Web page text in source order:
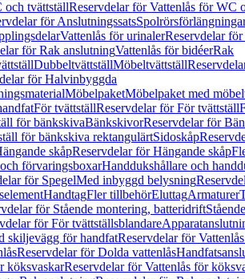
och tvättställReservdelar för Vattenlås för WC
för Anslutningssats
Vattenlås för urinalerReservdelar
för Rak anslutningVattenlås för bidéerRak
DubbeltvättställMöbeltvättställ
för Halvinbyggda
MöbelpaketMöbelpaket med
För tvättställReservdelar för För tvättställ
för bänkskivaBänkskivorReservdelar för
för bänkskiva rektangulärtSidoskåp
skåpReservdelar för Hängande skåp
förvaringsboxarHanddukshållare och
för SpegelMed inbyggd belysning
HandtagFler tillbehörEluttagArmaturer
för Stående montering, batteridrift
för För tvättställsblandare
skiljevägg för handfatReservdelar för
Reservdelar för Dolda vattenlås
köksvaskarReservdelar för Vattenlås för